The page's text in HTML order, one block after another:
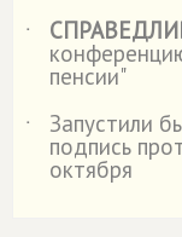
˙
пенсии"
˙
Запустили
подпись
октября